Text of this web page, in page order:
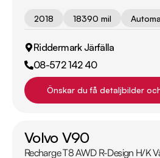
2018 18390 mil
Riddermark Järfälla
08-572 142 40
Önskar du få detaljbilder
Volvo V90
Recharge T8 AWD R-Design H/K